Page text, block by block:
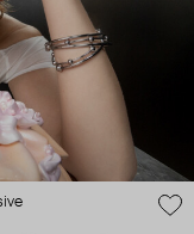
коллекцию
не через